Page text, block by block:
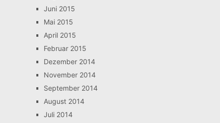
Juni 2015
Mai 2015
April 2015
Februar 2015
Dezember 2014
November 2014
September 2014
August 2014
Juli 2014